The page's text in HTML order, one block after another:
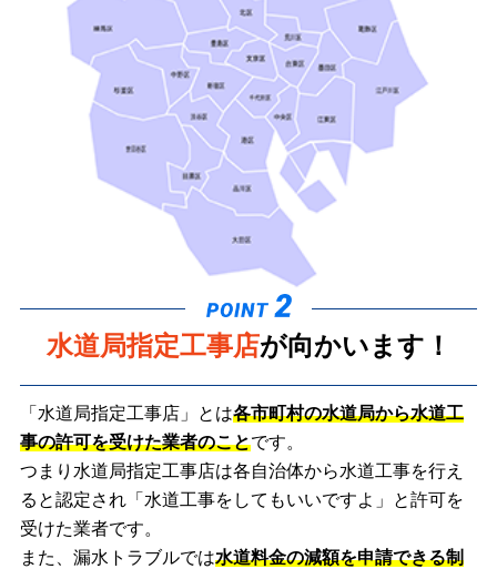
水道局指定工事店が向かいます！
「水道局指定工事店」とは各市町村の水道局から水道工
事の許可を受けた業者のことです。
つまり水道局指定工事店は各自治体から水道工事を行え
ると認定され「水道工事をしてもいいですよ」と許可を
受けた業者です。
また、漏水トラブルでは水道料金の減額を申請できる制